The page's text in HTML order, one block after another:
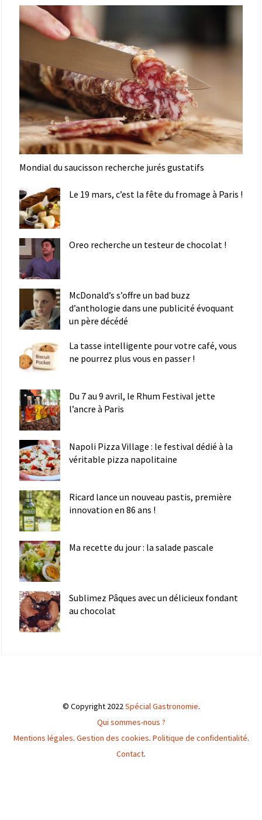
Mondial du saucisson recherche jurés gustatifs
Le 19 mars, c’est la fête du fromage à Paris !
Oreo recherche un testeur de chocolat !
McDonald’s s’offre un bad buzz
d’anthologie dans une publicité évoquant
un père décédé
La tasse intelligente pour votre café, vous
ne pourrez plus vous en passer !
Du 7 au 9 avril, le Rhum Festival jette
l’ancre à Paris
Napoli Pizza Village : le festival dédié à la
véritable pizza napolitaine
Ricard lance un nouveau pastis, première
innovation en 86 ans !
Ma recette du jour : la salade pascale
Sublimez Pâques avec un délicieux fondant
au chocolat
© Copyright 2022Spécial Gastronomie.
Qui sommes-nous ?
Mentions légales. Gestion des cookies. Politique de confidentialité.
Contact.